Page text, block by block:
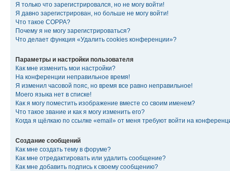
Я только что зарегистрировался, но не могу войти!
Я давно зарегистрирован, но больше не могу войти!
Что такое COPPA?
Почему я не могу зарегистрироваться?
Что делает функция «Удалить cookies конференции»?
Параметры и настройки пользователя
Как мне изменить мои настройки?
На конференции неправильное время!
Я изменил часовой пояс, но время все равно неправильное!
Моего языка нет в списке!
Как я могу поместить изображение вместе со своим именем?
Что такое звание и как я могу изменить его?
Когда я щёлкаю по ссылке «email» от меня требуют войти на
Создание сообщений
Как мне создать тему в форуме?
Как мне отредактировать или удалить сообщение?
Как мне добавить подпись к своему сообщению?